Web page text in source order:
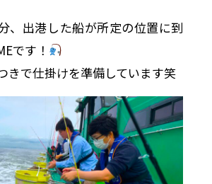
、出港した船が所定の位置に到
です！
きで仕掛けを準備しています笑